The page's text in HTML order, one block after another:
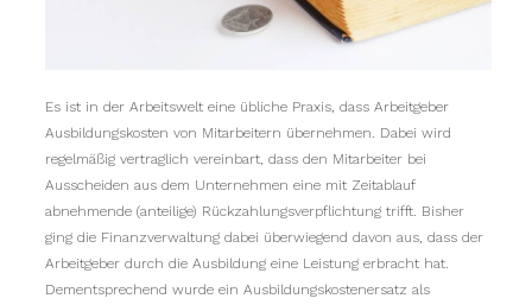
Es ist in der Arbeitswelt eine übliche Praxis, dass Arbeitgeber
Ausbildungskosten von Mitarbeitern übernehmen. Dabei wird
regelmäßig vertraglich vereinbart, dass den Mitarbeiter bei
Ausscheiden aus dem Unternehmen eine mit Zeitablauf
abnehmende (anteilige) Rückzahlungsverpflichtung trifft. Bisher
ging die Finanzverwaltung dabei überwiegend davon aus, dass der
Arbeitgeber durch die Ausbildung eine Leistung erbracht hat.
Dementsprechend wurde ein Ausbildungskostenersatz als